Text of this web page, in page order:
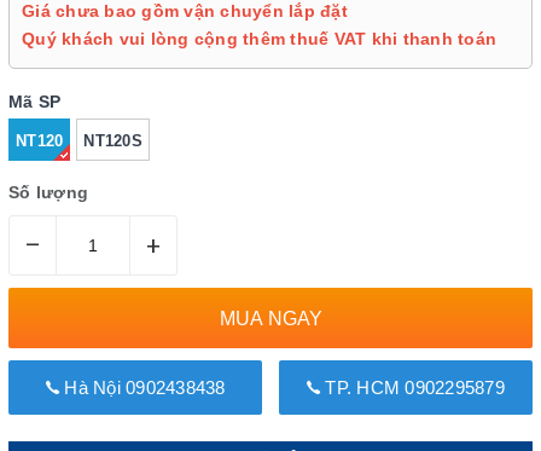
Giá chưa bao gồm vận chuyển lắp đặt
Quý khách vui lòng cộng thêm thuế VAT khi thanh toán
Mã SP
NT120 NT120S
Số lượng
– +
MUA NGAY
Hà Nội 0902438438 TP. HCM 0902295879